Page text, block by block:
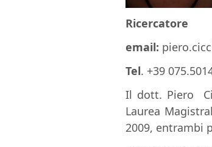
Ricercatore
email:
Tel. +39
Il dott. Piero
Laurea
2009, entrambi